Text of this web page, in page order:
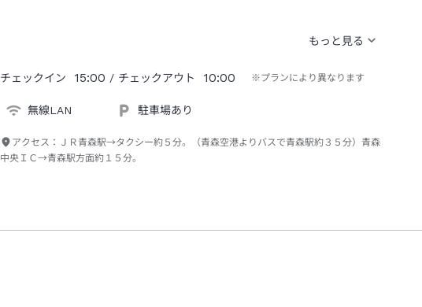
チェックイン 15:00 / チェックアウト 10:00 ※プランにより異なります
無線LAN 駐車場あり
アクセス： ＪＲ青森駅→タクシー約５分。（青森空港よりバスで青森駅約３５分）青森
中央ＩＣ→青森駅方面約１５分。